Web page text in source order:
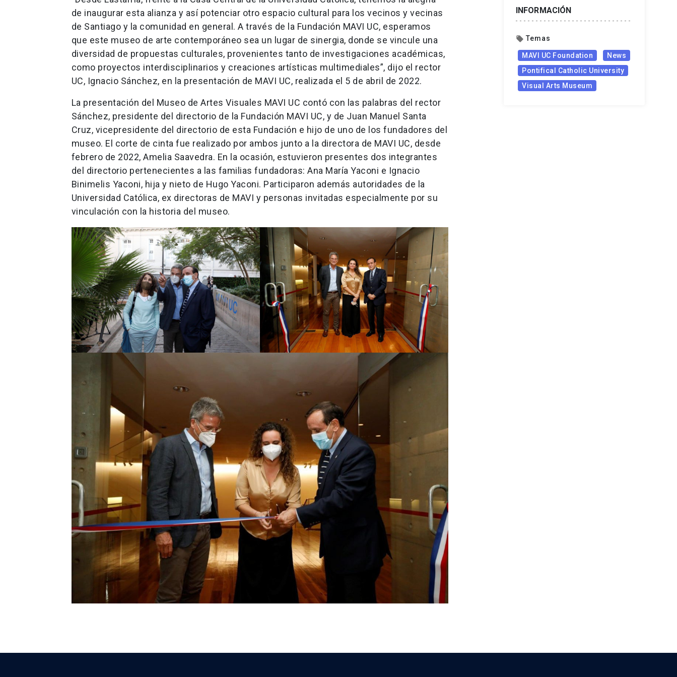
de inaugurar esta alianza y así potenciar otro espacio cultural para los vecinos y vecinas
de Santiago y la comunidad en general. A través de la Fundación MAVI UC, esperamos
que este museo de arte contemporáneo sea un lugar de sinergia, donde se vincule una
diversidad de propuestas culturales, provenientes tanto de investigaciones académicas,
como proyectos interdisciplinarios y creaciones artísticas multimediales”, dijo el rector
UC, Ignacio Sánchez, en la presentación de MAVI UC, realizada el 5 de abril de 2022.
La presentación del Museo de Artes Visuales MAVI UC contó con las palabras del rector
Sánchez, presidente del directorio de la Fundación MAVI UC, y de Juan Manuel Santa
Cruz, vicepresidente del directorio de esta Fundación e hijo de uno de los fundadores del
museo. El corte de cinta fue realizado por ambos junto a la directora de MAVI UC, desde
febrero de 2022, Amelia Saavedra. En la ocasión, estuvieron presentes dos integrantes
del directorio pertenecientes a las familias fundadoras: Ana María Yaconi e Ignacio
Binimelis Yaconi, hija y nieto de Hugo Yaconi. Participaron además autoridades de la
Universidad Católica, ex directoras de MAVI y personas invitadas especialmente por su
vinculación con la historia del museo.
INFORMACIÓN
local_offer Temas
MAVI UC Foundation
News
Pontifical Catholic University
Visual Arts Museum